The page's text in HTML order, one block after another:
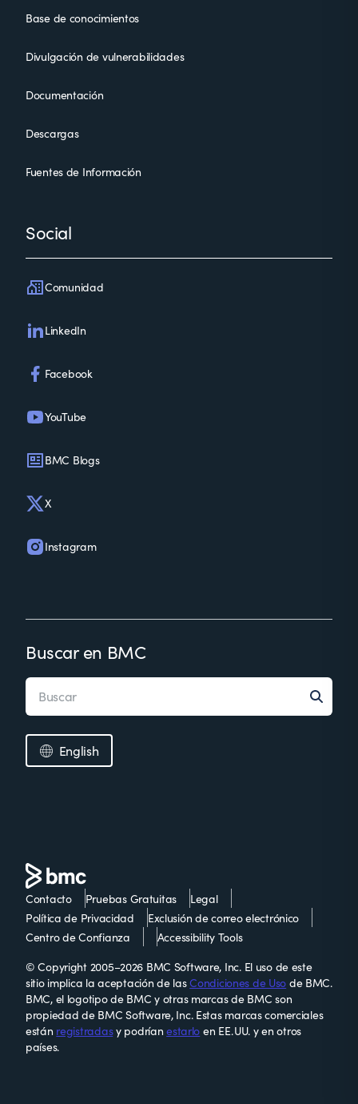
Base de conocimientos
Divulgación de vulnerabilidades
Documentación
Descargas
Fuentes de Información
Social
Comunidad
LinkedIn
Facebook
YouTube
BMC Blogs
X
Instagram
Buscar en BMC
English
Contacto Pruebas Gratuitas
Legal
Política de Privacidad
Exclusión de correo electrónico
Centro de Confianza
Accessibility Tools
© Copyright 2005–2026 BMC Software, Inc. El uso de este
sitio implica la aceptación de lasCondiciones de Uso de BMC.
BMC, el logotipo de BMC y otras marcas de BMC son
propiedad de BMC Software, Inc. Estas marcas comerciales
están registradasy podríanestarlo en EE. UU. y en otros
países.